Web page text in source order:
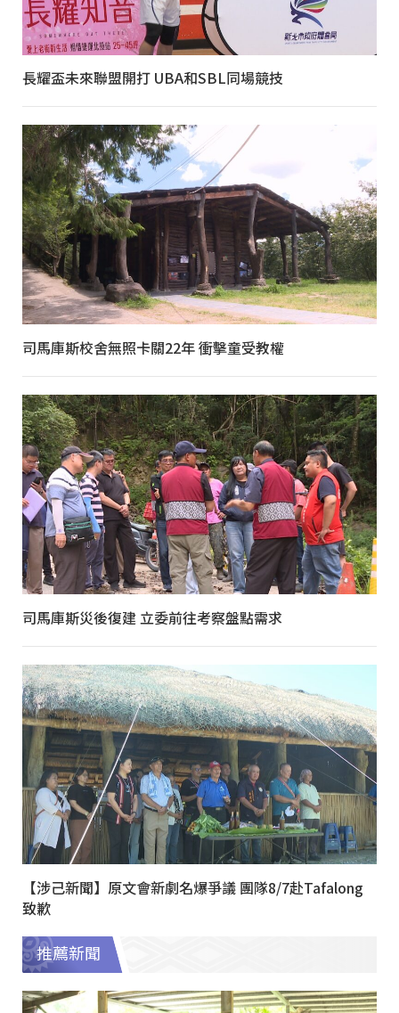
長耀盃未來聯盟開打 UBA和SBL同場競技
司馬庫斯校舍無照卡關22年 衝擊童受教權
司馬庫斯災後復建 立委前往考察盤點需求
【涉己新聞】原文會新劇名爆爭議 團隊8/7赴Tafalong
致歉
推薦新聞